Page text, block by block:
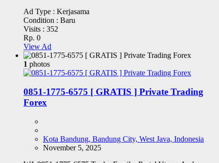
Ad Type : Kerjasama
Condition : Baru
Visits : 352
Rp. 0
View Ad
1 photos
0851-1775-6575 [ GRATIS ] Private Trading
Forex
Kota Bandung, Bandung City, West Java, Indonesia
November 5, 2025